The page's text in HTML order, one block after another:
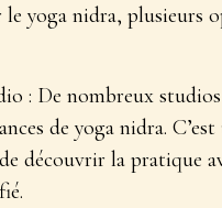
le yoga nidra, plusieurs
: De nombreux
de yoga nidra. C’est
découvrir la pratique